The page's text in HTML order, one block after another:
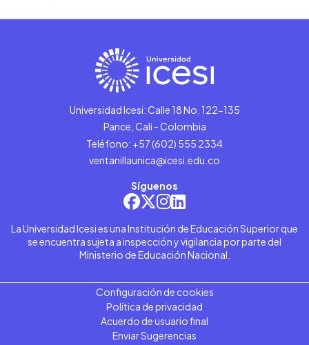
Universidad Icesi: Calle 18 No. 122-135
Pance, Cali - Colombia
Teléfono: +57 (602) 555 2334
ventanillaunica@icesi.edu.co
Síguenos
La Universidad Icesi es una Institución de Educación Superior que
se encuentra sujeta a inspección y vigilancia por parte del
Ministerio de Educación Nacional.
Configuración de cookies
Política de privacidad
Acuerdo de usuario final
Enviar Sugerencias